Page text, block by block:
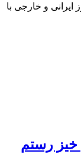
ایرانی و خارجی با
خیز رستم